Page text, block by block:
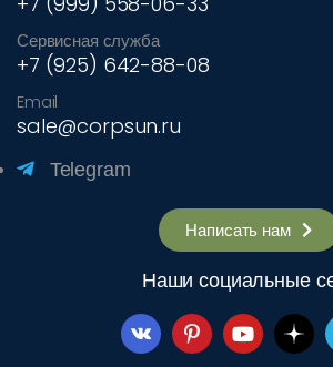
Сервисная служба
+7 (925) 642-88-08
Email
sale@corpsun.ru
Telegram
Написать нам
Наши социальные